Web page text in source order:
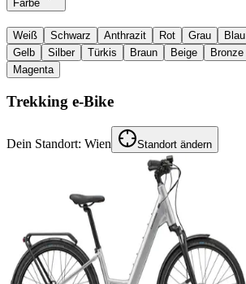
Farbe
Weiß Schwarz Anthrazit Rot Grau Blau
Gelb
Silber Türkis Braun Beige Bronze
Magenta
Trekking e-Bike
Dein Standort: Wien Standort ändern